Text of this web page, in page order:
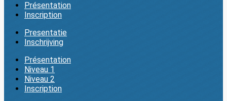
Présentation
Inscription
Presentatie
Inschrijving
Présentation
Niveau 1
Niveau 2
Inscription